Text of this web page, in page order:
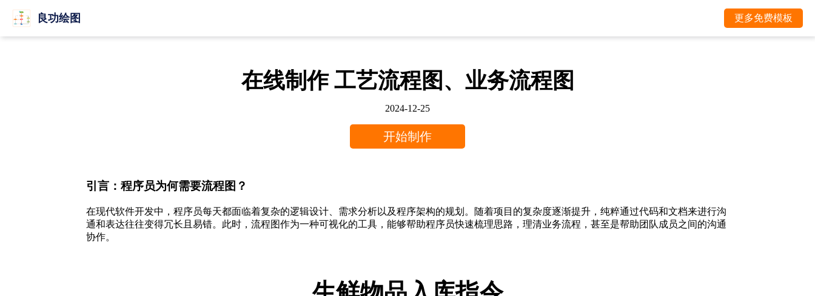
良功绘图 更多免费模板
在线制作 工艺流程图、业务流程图
2024-12-25
开始制作
引言：程序员为何需要流程图？
在现代软件开发中，程序员每天都面临着复杂的逻辑设计、需求分析以及程序架构的规划。随着项目的复杂度逐渐提升，纯粹通过代码和文档来进行沟
通和表达往往变得冗长且易错。此时，流程图作为一种可视化的工具，能够帮助程序员快速梳理思路，理清业务流程，甚至是帮助团队成员之间的沟通
协作。